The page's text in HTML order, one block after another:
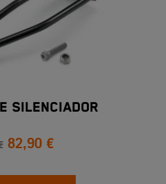
SILENCIADOR
82,90 €